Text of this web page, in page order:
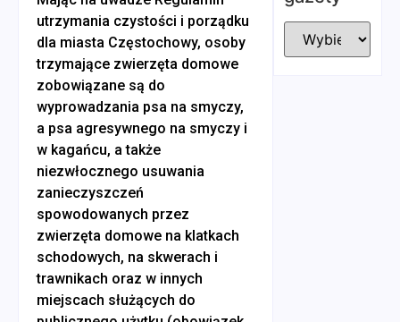
utrzymania czystości i porządku
dla miasta Częstochowy, osoby
trzymające zwierzęta domowe
zobowiązane są do
wyprowadzania psa na smyczy,
a psa agresywnego na smyczy i
w kagańcu, a także
niezwłocznego usuwania
zanieczyszczeń
spowodowanych przez
zwierzęta domowe na klatkach
schodowych, na skwerach i
trawnikach oraz w innych
miejscach służących do